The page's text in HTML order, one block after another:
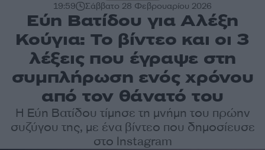
19:59 Σάββατο 28 Φεβρουαρίου 2026
Εύη Βατίδου για Αλέξη
Κούγια: Το βίντεο και οι 3
λέξεις που έγραψε στη
συμπλήρωση ενός χρόνου
από τον θάνατό του
Η Εύη Βατίδου τίμησε τη μνήμη του πρώην
συζύγου της, με ένα βίντεο που δημοσίευσε
στο Instagram